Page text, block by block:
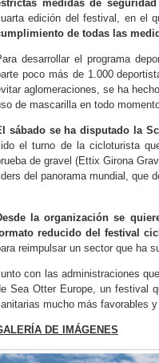
medidas de
edición del festival, en el
de todas las
desarrollar el programa
poco más de 1.000
aglomeraciones, se ha
de mascarilla en todo
sábado se ha disputado la
el turno de la cicloturista
de gravel (Ettix Girona
del panorama mundial, que
la organización se
reducido del festival
reimpulsar un sector que ha
con las administraciones
Sea Otter Europe, un festival
mucho más favorables
DE IMÁGENES